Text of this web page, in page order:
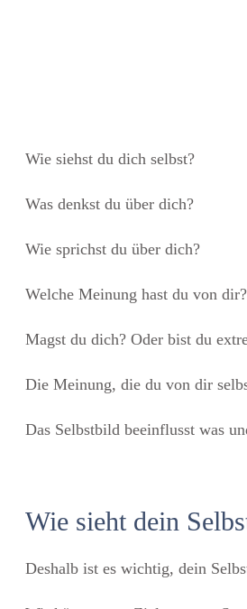
Wie siehst du dich selbst?
Was denkst du über dich?
Wie sprichst du über dich?
Welche Meinung hast du von dir?
Magst du dich? Oder bist du
Die Meinung, die du von dir
Das Selbstbild beeinflusst was
Wie sieht dein
Deshalb ist es wichtig, dein